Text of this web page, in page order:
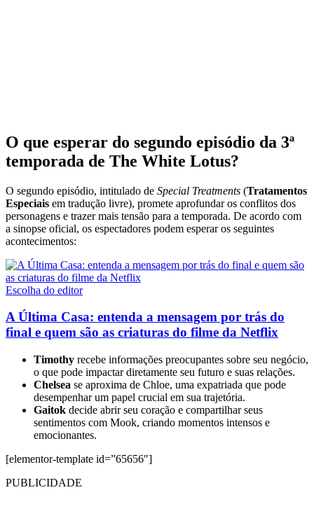
O que esperar do segundo episódio da 3ª
temporada de The White Lotus?
O segundo episódio, intitulado de Special Treatments (Tratamentos
Especiais em tradução livre), promete aprofundar os conflitos dos
personagens e trazer mais tensão para a temporada. De acordo com
a sinopse oficial, os espectadores podem esperar os seguintes
acontecimentos:
Escolha do editor
A Última Casa: entenda a mensagem por trás do
final e quem são as criaturas do filme da Netflix
Timothy recebe informações preocupantes sobre seu negócio,
o que pode impactar diretamente seu futuro e suas relações.
Chelsea se aproxima de Chloe, uma expatriada que pode
desempenhar um papel crucial em sua trajetória.
Gaitok decide abrir seu coração e compartilhar seus
sentimentos com Mook, criando momentos intensos e
emocionantes.
[elementor-template id=”65656″]
PUBLICIDADE